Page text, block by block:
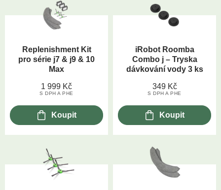
Replenishment Kit
pro série j7 & j9 & 10
Max
1 999 Kč
S DPH A PHE
Koupit
iRobot Roomba
Combo j – Tryska
dávkování vody 3 ks
349 Kč
S DPH A PHE
Koupit